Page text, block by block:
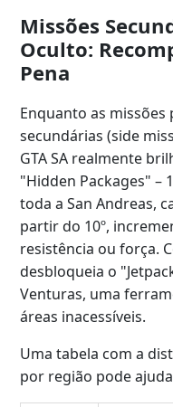
Missões
Oculto:
Pena
Enquanto as
secundárias (side
GTA SA realmente
"Hidden Packages" –
toda a San Andreas,
partir do 10º,
resistência ou força.
desbloqueia o
Venturas, uma
áreas inacessíveis.
Uma tabela com a
por região pode